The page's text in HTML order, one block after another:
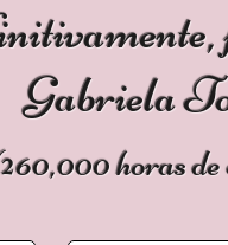
Gabriela
60,000 horas